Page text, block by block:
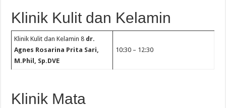
Klinik Kulit dan Kelamin
Klinik Kulit dan Kelamin 8 dr.
Agnes Rosarina Prita Sari,
M.Phil, Sp.DVE
10:30 – 12:30
Klinik Mata